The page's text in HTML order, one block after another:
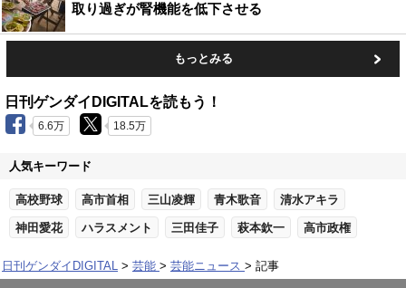
取り過ぎが腎機能を低下させる
もっとみる
日刊ゲンダイDIGITALを読もう！
6.6万 18.5万
人気キーワード
高校野球 高市首相 三山凌輝 青木歌音 清水アキラ
神田愛花 ハラスメント 三田佳子 萩本欽一 高市政権
日刊ゲンダイDIGITAL 芸能 芸能ニュース 記事